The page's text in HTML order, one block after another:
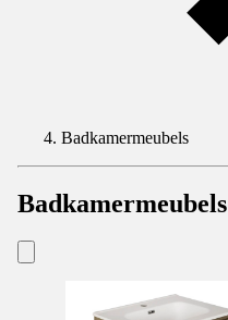
Badkamermeubels
Badkamermeubels